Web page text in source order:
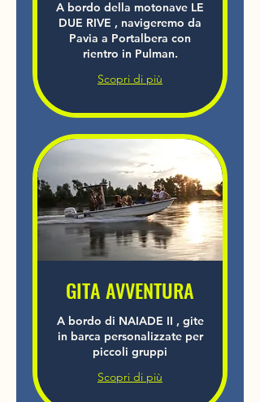
A bordo della motonave LE
DUE RIVE , navigeremo da
Pavia a Portalbera con
rientro in Pulman.
Scopri di più
GITA AVVENTURA
A bordo di NAIADE II , gite
in barca personalizzate per
piccoli gruppi
Scopri di più